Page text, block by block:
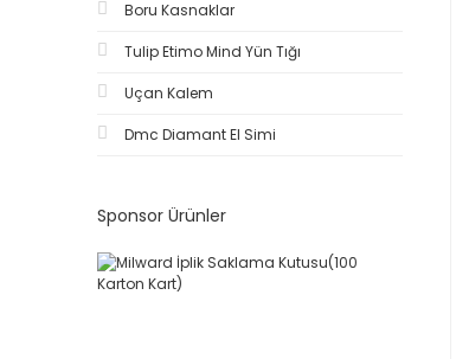
Boru Kasnaklar
Tulip Etimo Mind Yün Tığı
Uçan Kalem
Dmc Diamant El Simi
Sponsor Ürünler